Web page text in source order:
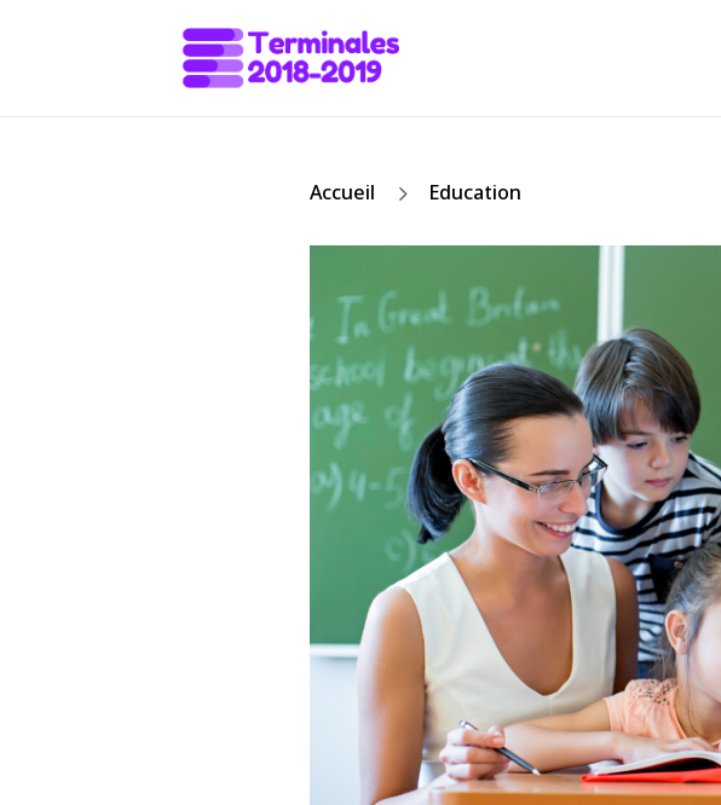
Accueil 5 Education